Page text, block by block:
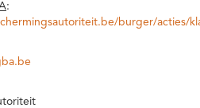
:
burger/acties/